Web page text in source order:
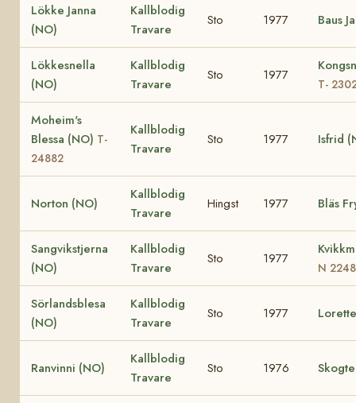
Lökke Janna
(NO)
Kallblodig
Travare
Sto 1977 Baus
Lökkesnella
(NO)
Kallblodig
Travare
Sto 1977
T-
Moheim's
Blessa (NO) T-
24882
Kallblodig
Travare
Sto 1977 Isfrid
Norton (NO)
Kallblodig
Travare
Hingst 1977 Bläs
Sangvikstjerna
(NO)
Kallblodig
Travare
Sto 1977
N
Sörlandsblesa
(NO)
Kallblodig
Travare
Sto 1977
Ranvinni (NO)
Kallblodig
Travare
Sto 1976